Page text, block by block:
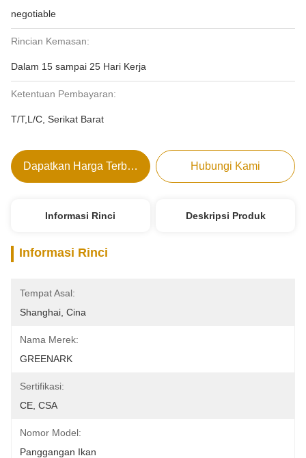
negotiable
Rincian Kemasan:
Dalam 15 sampai 25 Hari Kerja
Ketentuan Pembayaran:
T/T,L/C, Serikat Barat
Dapatkan Harga Terbaik Hubungi Kami
Informasi Rinci Deskripsi Produk
Informasi Rinci
Tempat Asal:
Shanghai, Cina
Nama Merek:
GREENARK
Sertifikasi:
CE, CSA
Nomor Model:
Panggangan Ikan